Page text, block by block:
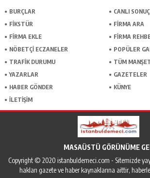
BURÇLAR
CANLI
FİKSTÜR
FİRMA ARA
FİRMA EKLE
FİRMA
NÖBETÇİ ECZANELER
POPÜLER
TRAFİK DURUMU
TÜM
YAZARLAR
GAZETELER
HABER GÖNDER
KÜNYE
İLETİŞİM
MASAÜSTÜ GÖRÜNÜME
Copyright © 2020 istanbuldemeci.com - Sitemizde
hakları gazete ve haber kaynaklarına aittir,